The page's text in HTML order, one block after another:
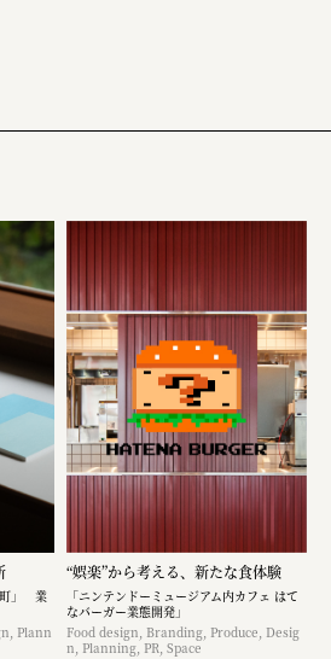
町」 業
Plann
“娯楽”から考える、新たな食体験
「ニンテンドーミュージアム内カフェ はて
なバーガー業態開発」
Food design, Branding, Produce, Desig
n, Planning, PR, Space